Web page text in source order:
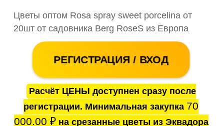
Цветы оптом Rosa spray sweet porcelina от
20шт от садовника Berg RoseS из Европа
РЕГИСТРАЦИЯ / ВХОД
Расчёт ЦЕНЫ доступнен сразу после
регистрации. Минимальная закупка 70
000.00 ₽на срезанные цветы из Эквадора